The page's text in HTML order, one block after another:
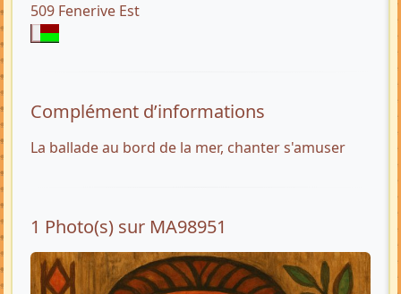
509 Fenerive Est
Complément d’informations
La ballade au bord de la mer, chanter s'amuser
1 Photo(s) sur MA98951